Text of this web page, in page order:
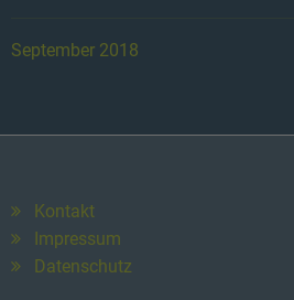
September 2018
Kontakt
Impressum
Datenschutz